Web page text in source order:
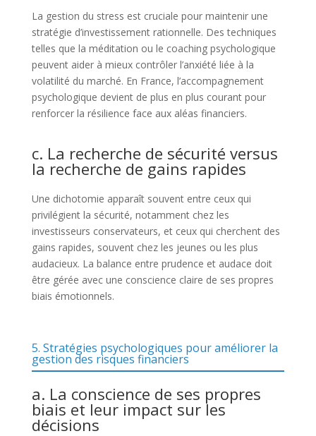
La gestion du stress est cruciale pour maintenir une
stratégie d’investissement rationnelle. Des techniques
telles que la méditation ou le coaching psychologique
peuvent aider à mieux contrôler l’anxiété liée à la
volatilité du marché. En France, l’accompagnement
psychologique devient de plus en plus courant pour
renforcer la résilience face aux aléas financiers.
c. La recherche de sécurité versus
la recherche de gains rapides
Une dichotomie apparaît souvent entre ceux qui
privilégient la sécurité, notamment chez les
investisseurs conservateurs, et ceux qui cherchent des
gains rapides, souvent chez les jeunes ou les plus
audacieux. La balance entre prudence et audace doit
être gérée avec une conscience claire de ses propres
biais émotionnels.
5. Stratégies psychologiques pour améliorer la
gestion des risques financiers
a. La conscience de ses propres
biais et leur impact sur les
décisions